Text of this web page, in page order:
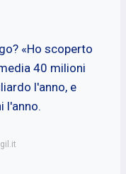
«Ho scoperto
40 milioni
l'anno, e
l'anno.